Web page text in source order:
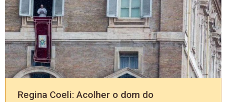
Regina Coeli: Acolher o dom do